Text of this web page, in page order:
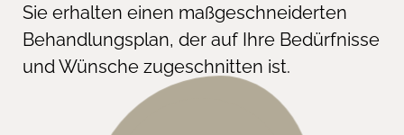
Sie erhalten einen maßgeschneiderten
Behandlungsplan, der auf Ihre Bedürfnisse
und Wünsche zugeschnitten ist.